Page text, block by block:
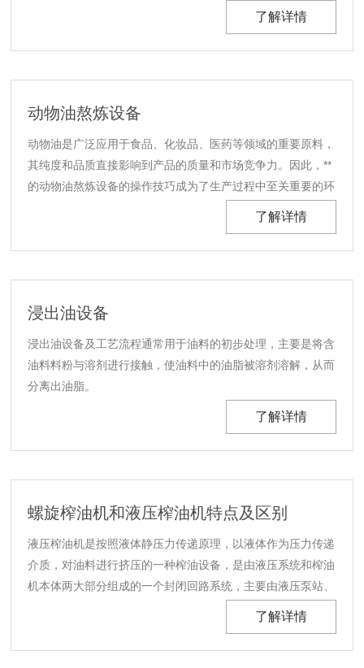
动物油精炼设备，旨在为您提供纯净、健康的动物油。
了解详情
动物油熬炼设备
动物油是广泛应用于食品、化妆品、医药等领域的重要原料，
其纯度和品质直接影响到产品的质量和市场竞争力。因此，**
的动物油熬炼设备的操作技巧成为了生产过程中至关重要的环
节。本文将为您详细介绍动物油熬炼设备的操作流程和注意事
了解详情
浸出油设备
浸出油设备及工艺流程通常用于油料的初步处理，主要是将含
油料料粉与溶剂进行接触，使油料中的油脂被溶剂溶解，从而
分离出油脂。
了解详情
螺旋榨油机和液压榨油机特点及区别
液压榨油机是按照液体静压力传递原理，以液体作为压力传递
介质，对油料进行挤压的一种榨油设备，是由液压系统和榨油
机本体两大部分组成的一个封闭回路系统，主要由液压泵站、
控制阀类、电动机、电器柜、油缸、料桶、机架等部分组成。
的方式可分为立式和卧式。
了解详情